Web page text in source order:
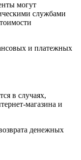
могут
службами
и платежных
в случаях,
магазина и
денежных